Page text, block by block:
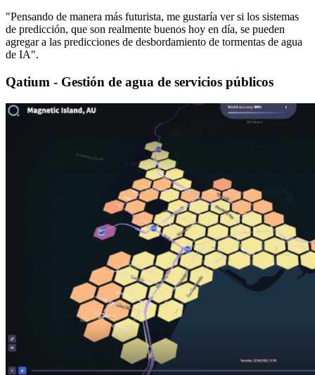
"Pensando de manera más futurista, me gustaría ver si los sistemas
de predicción, que son realmente buenos hoy en día, se pueden
agregar a las predicciones de desbordamiento de tormentas de agua
de IA".
Qatium - Gestión de agua de servicios públicos